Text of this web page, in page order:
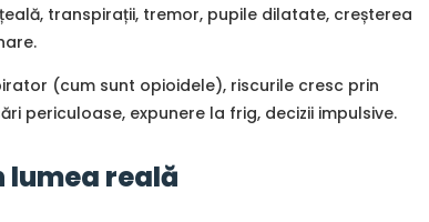
transpirații, tremor, pupile dilatate, creșterea
(cum sunt opioidele), riscurile cresc prin
periculoase, expunere la frig, decizii impulsive.
lumea reală